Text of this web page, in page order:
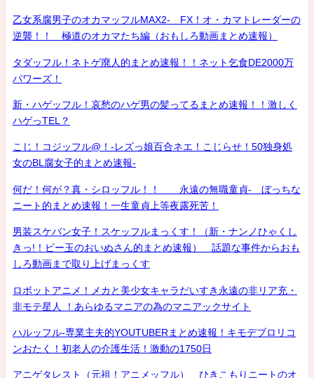
乙女系腐男子のオカマッフルMAX2- FX！オ・カマトレーダーの
逆襲！！ 極道のオカマたち編（おもしろ動画まとめ速報）
タダッフル！ネトゲ廃人的まとめ速報！！ネット乞食DE2000万
パワーズ！
新・ハゲッフル！哀愁のハゲ男の髪ってるまとめ速報！！激しく
ハゲっTEL？
こじ！コジッフル@！-レズっ娘百合ネエ！こじらせ！50独身処
女のBL腐女子的まとめ速報-
何だ！何が？真・シロッフル！！ 永遠の無職童貞- ぼっちな
ニート的まとめ速報！一生童貞上等夜露死苦！
男装スケバン女子！スケッフルまっくす！（新・ナンノひゃくし
きっ!！ビー玉のおいぬさん的まとめ速報） 話題な事件からおも
しろ動画まで取り上げまっくす
ロボットアニメ！メカと美少女キャラだいすき永遠の非リア充・
非モテ星人 ！あらゆるマニアの為のマニアックサイト
ハルッフル-専業主夫的YOUTUBERまとめ速報！キモデブロリコ
ンおたく！初老人の介護生活！激動の1750日
アニゲタレスト（元祖！アニメッフル） ひきこもりニートのオ